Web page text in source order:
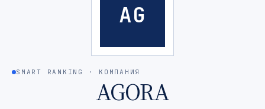
AG
SMART RANKING · КОМПАНИЯ
AGORA